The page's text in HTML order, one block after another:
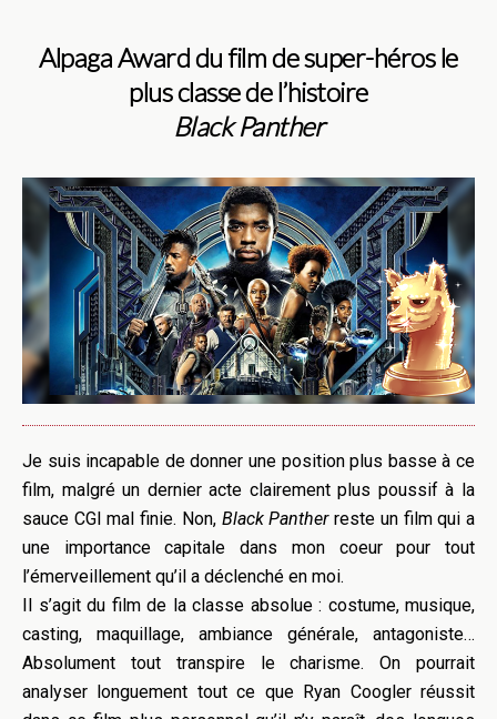
Alpaga Award du film de super-héros le
plus classe de l’histoire
Black Panther
Je suis incapable de donner une position plus basse à ce
film, malgré un dernier acte clairement plus poussif à la
sauce CGI mal finie. Non, Black Pantherreste un film qui a
une importance capitale dans mon coeur pour tout
l’émerveillement qu’il a déclenché en moi.
Il s’agit du film de la classe absolue : costume, musique,
casting, maquillage, ambiance générale, antagoniste…
Absolument tout transpire le charisme. On pourrait
analyser longuement tout ce que Ryan Coogler réussit